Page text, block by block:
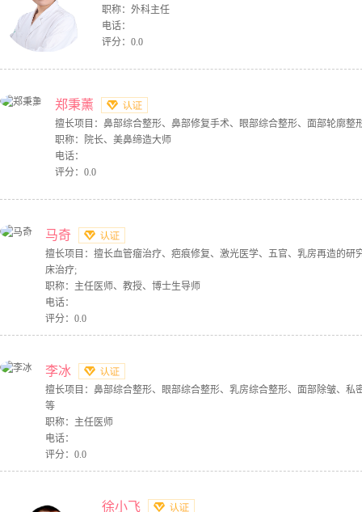
职称：外科主任
电话：
评分：0.0
郑秉薰
擅长项目：鼻部综合整形、鼻部修复手术、眼部综合整形、面部轮廓整
职称：院长、美鼻缔造大师
电话：
评分：0.0
马奇
擅长项目：擅长血管瘤治疗、疤痕修复、激光医学、五官、乳房再造的研
床治疗;
职称：主任医师、教授、博士生导师
电话：
评分：0.0
李冰
擅长项目：鼻部综合整形、眼部综合整形、乳房综合整形、面部除皱、私
等
职称：主任医师
电话：
评分：0.0
徐小飞